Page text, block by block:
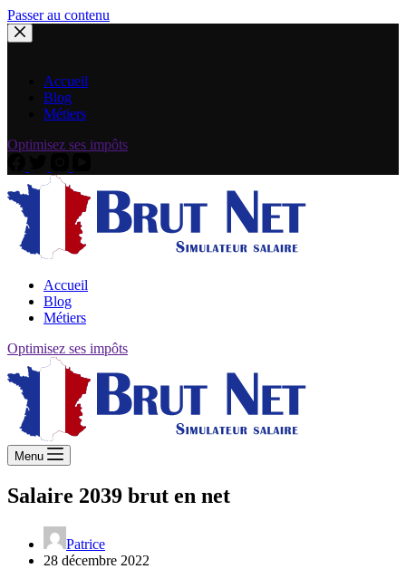
Passer au contenu
Accueil
Blog
Métiers
Optimisez ses impôts
Accueil
Blog
Métiers
Optimisez ses impôts
Menu
Salaire 2039 brut en net
Patrice
28 décembre 2022